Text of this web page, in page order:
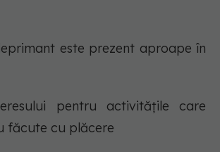
este prezent aproape în
pentru activitățile care
făcute cu plăcere